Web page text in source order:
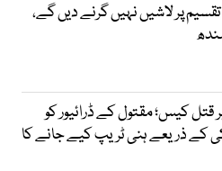
پر لاشیں نہیں گرنے دیں گے،
قتل کیس؛ مقتول کے ڈرائیور کو
کے ذریعے ہنی ٹریپ کیے جانے کا